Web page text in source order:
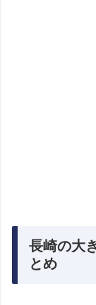
長崎の大
とめ